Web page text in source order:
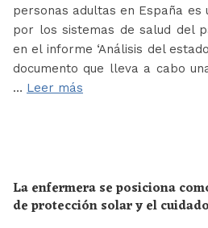
personas adultas en España es
por los sistemas de salud del
en el informe ‘Análisis del
documento que lleva a cabo
… Leer más
La enfermera se posiciona
de protección solar y el